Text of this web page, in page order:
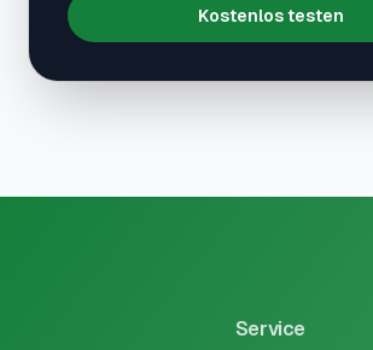
Kostenlos testen
Service